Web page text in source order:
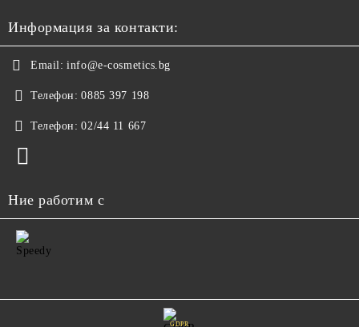
Информация за контакти:
Email: info@e-cosmetics.bg
Телефон: 0885 397 198
Телефон: 02/44 11 667
Ние работим с
GDPR